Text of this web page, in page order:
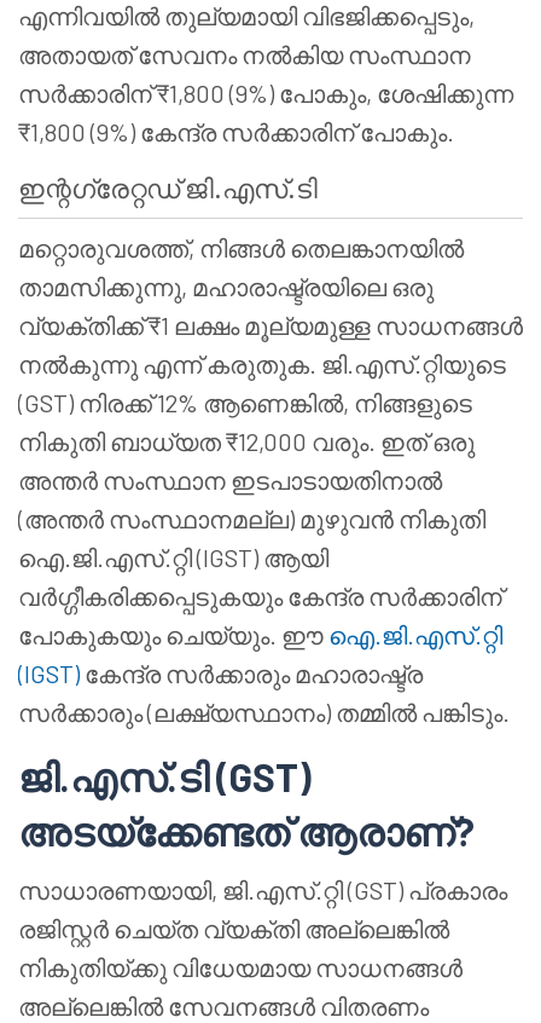
എന്നിവയിൽ തുല്യമായി വിഭജിക്കപ്പെടും,
അതായത് സേവനം നൽകിയ സംസ്ഥാന
സർക്കാരിന് ₹1,800 (9%) പോകും, ശേഷിക്കുന്ന
₹1,800 (9%) കേന്ദ്ര സർക്കാരിന് പോകും.
ഇന്റഗ്രേറ്റഡ് ജി.എസ്.ടി
മറ്റൊരുവശത്ത്, നിങ്ങൾ തെലങ്കാനയിൽ
താമസിക്കുന്നു, മഹാരാഷ്ട്രയിലെ ഒരു
വ്യക്തിക്ക് ₹1 ലക്ഷം മൂല്യമുള്ള സാധനങ്ങൾ
നൽകുന്നു എന്ന് കരുതുക. ജി.എസ്.റ്റിയുടെ
(GST) നിരക്ക് 12% ആണെങ്കിൽ, നിങ്ങളുടെ
നികുതി ബാധ്യത ₹12,000 വരും. ഇത് ഒരു
അന്തർ സംസ്ഥാന ഇടപാടായതിനാൽ
(അന്തർ സംസ്ഥാനമല്ല) മുഴുവൻ നികുതി
ഐ.ജി.എസ്.റ്റി (IGST) ആയി
വർഗ്ഗീകരിക്കപ്പെടുകയും കേന്ദ്ര സർക്കാരിന്
പോകുകയും ചെയ്യും. ഈ ഐ.ജി.എസ്.റ്റി
(IGST)കേന്ദ്ര സർക്കാരും മഹാരാഷ്ട്ര
സർക്കാരും (ലക്ഷ്യസ്ഥാനം) തമ്മിൽ പങ്കിടും.
ജി.എസ്.ടി (GST)
അടയ്ക്കേണ്ടത് ആരാണ്?
സാധാരണയായി, ജി.എസ്.റ്റി (GST) പ്രകാരം
രജിസ്റ്റർ ചെയ്ത വ്യക്തി അല്ലെങ്കിൽ
നികുതിയ്ക്കു വിധേയമായ സാധനങ്ങൾ
അല്ലെങ്കിൽ സേവനങ്ങൾ വിതരണം